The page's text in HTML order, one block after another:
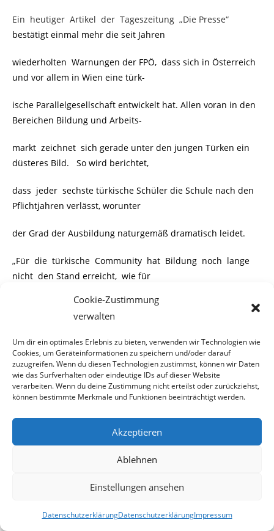
Cookie-Zustimmung
verwalten
Um dir ein optimales Erlebnis zu bieten, verwenden wir Technologien wie
Cookies, um Geräteinformationen zu speichern und/oder darauf
zuzugreifen. Wenn du diesen Technologien zustimmst, können wir Daten
wie das Surfverhalten oder eindeutige IDs auf dieser Website
verarbeiten. Wenn du deine Zustimmung nicht erteilst oder zurückziehst,
können bestimmte Merkmale und Funktionen beeinträchtigt werden.
Akzeptieren
Ablehnen
Einstellungen ansehen
DatenschutzerklärungDatenschutzerklärungImpressum
Ein heutiger Artikel der Tageszeitung „Die Presse“
bestätigt einmal mehr die seit Jahren
wiederholten Warnungen der FPÖ, dass sich in Österreich
und vor allem in Wien eine türk-
ische Parallelgesellschaft entwickelt hat. Allen voran in den
Bereichen Bildung und Arbeits-
markt zeichnet sich gerade unter den jungen Türken ein
düsteres Bild. So wird berichtet,
dass jeder sechste türkische Schüler die Schule nach den
Pflichtjahren verlässt, worunter
der Grad der Ausbildung naturgemäß dramatisch leidet.
„Für die türkische Community hat Bildung noch lange
nicht den Stand erreicht, wie für
Österreicher. Nach wie vor leben die türkischen
Zuwanderer hierzulande wie in der Türkei,
wo in den Dörfern, aus denen die Gastarbeiter häufig zu uns
kamen, Bildung weniger wich-
tig war“, bringt es der freiheitliche Klubobmann im Wiener
Rathaus, Mag. Johann Gudenus
Das bestätigt auch Ali Ordubadi, Integrationsbeauftragter
Beschäftigung als Hilfskraft immer noch als
Hauptziel gelte bzw. junge türkische Frauen ihre Heirat als